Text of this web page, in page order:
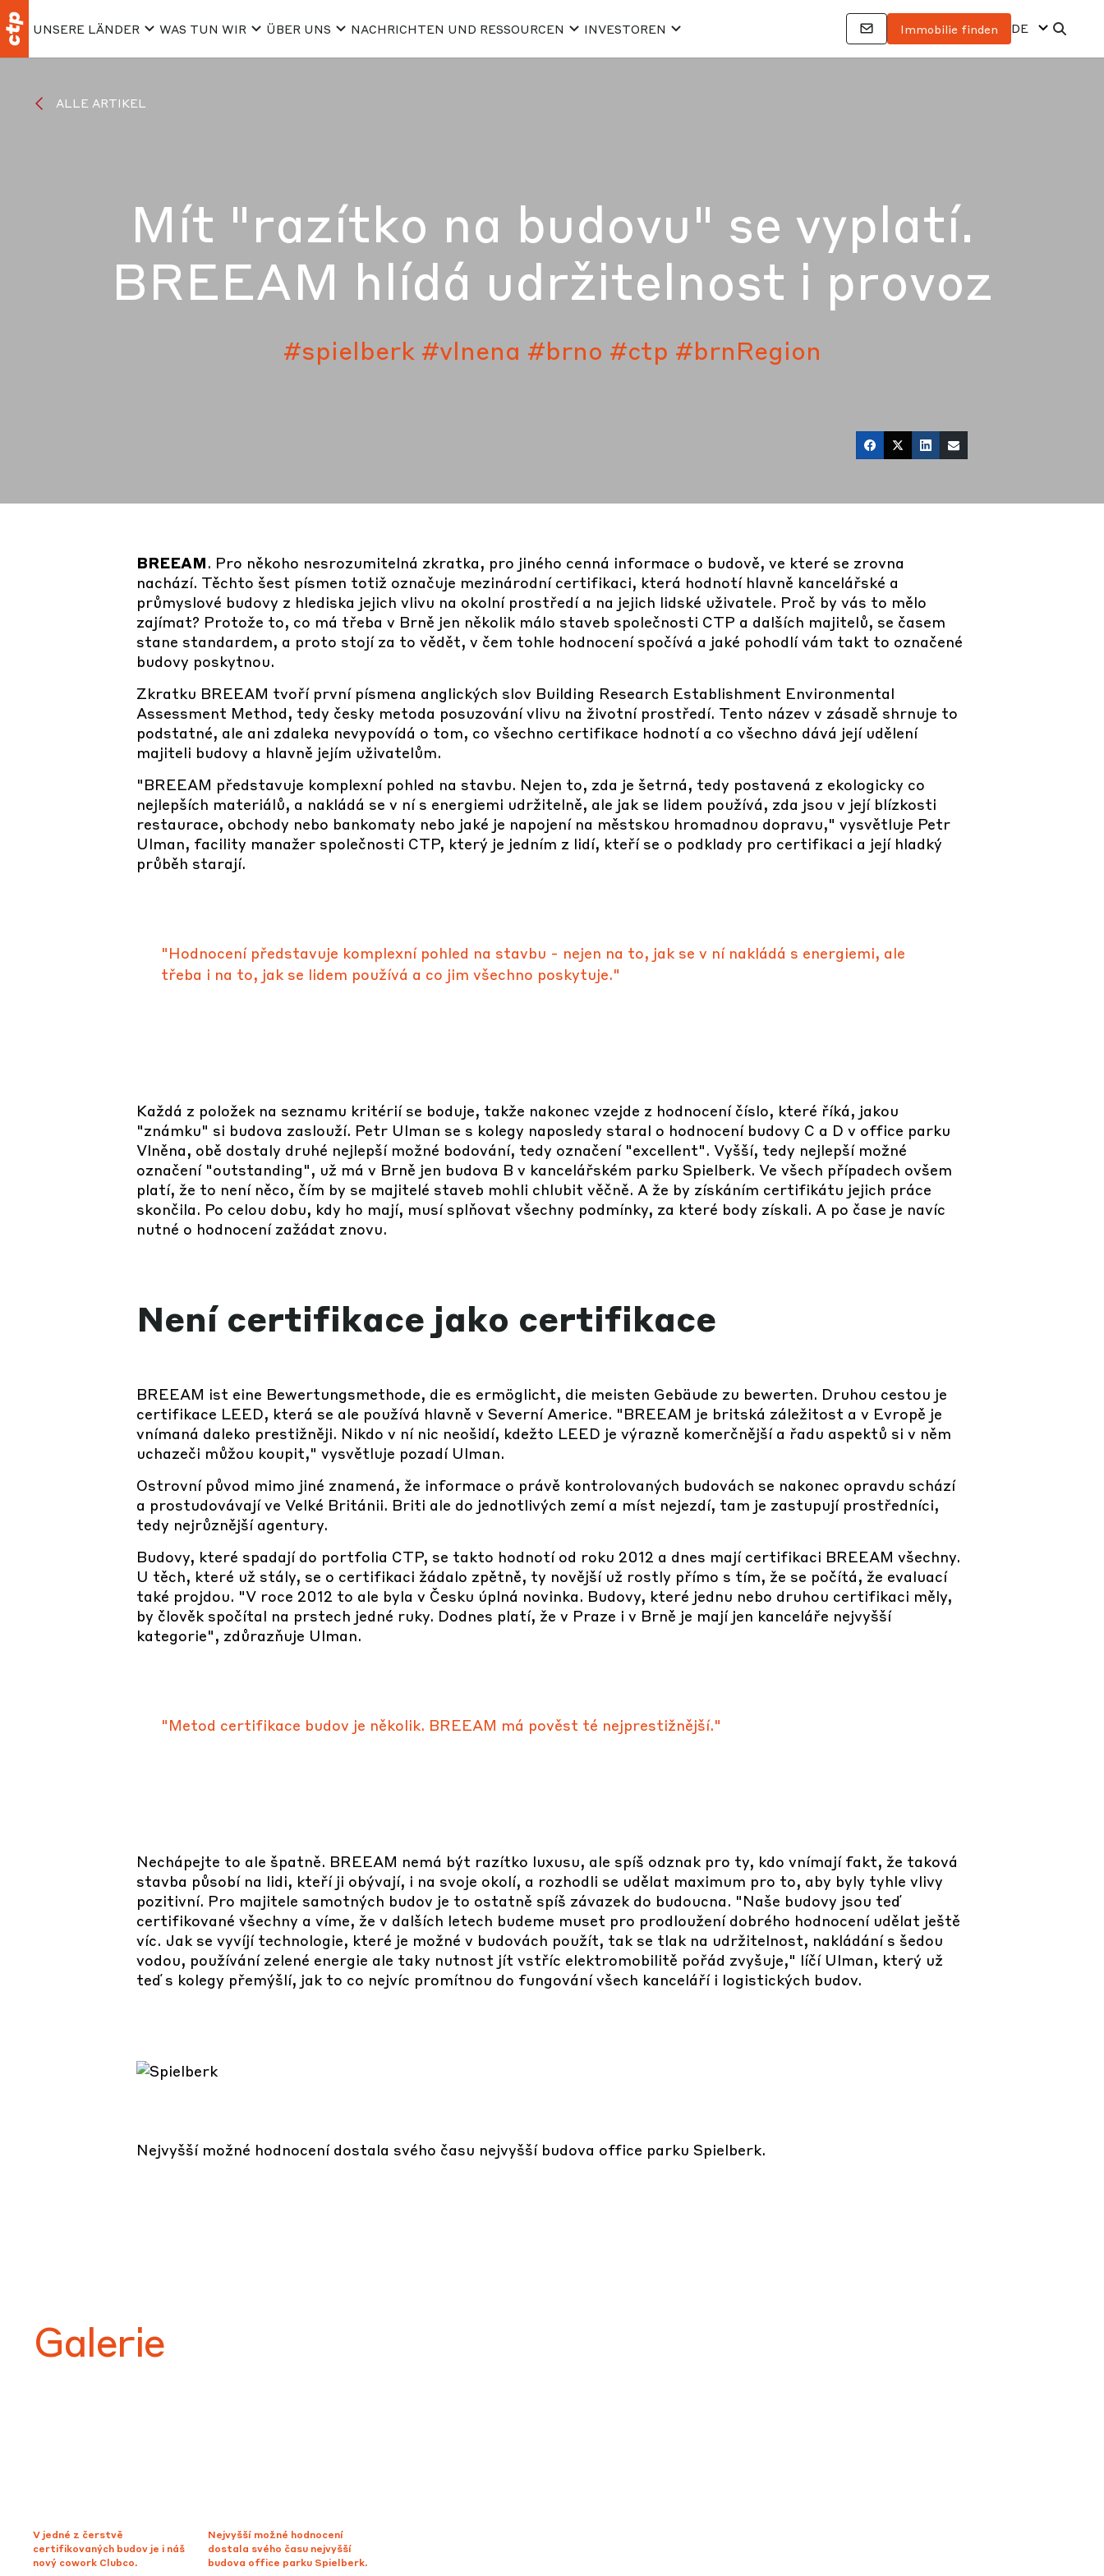
UNSERE LÄNDER WAS TUN WIR ÜBER UNS NACHRICHTEN UND RESSOURCEN INVESTOREN Immobilie finden DE
ALLE ARTIKEL
Mít "razítko na budovu" se vyplatí.
BREEAM hlídá udržitelnost i provoz
#spielberk #vlnena #brno #ctp #brnRegion
BREEAM. Pro někoho nesrozumitelná zkratka, pro jiného cenná informace o budově, ve které se zrovna
nachází. Těchto šest písmen totiž označuje mezinárodní certifikaci, která hodnotí hlavně kancelářské a
průmyslové budovy z hlediska jejich vlivu na okolní prostředí a na jejich lidské uživatele. Proč by vás to mělo
zajímat? Protože to, co má třeba v Brně jen několik málo staveb společnosti CTP a dalších majitelů, se časem
stane standardem, a proto stojí za to vědět, v čem tohle hodnocení spočívá a jaké pohodlí vám takt to označené
budovy poskytnou.
Zkratku BREEAM tvoří první písmena anglických slov Building Research Establishment Environmental
Assessment Method, tedy česky metoda posuzování vlivu na životní prostředí. Tento název v zásadě shrnuje to
podstatné, ale ani zdaleka nevypovídá o tom, co všechno certifikace hodnotí a co všechno dává její udělení
majiteli budovy a hlavně jejím uživatelům.
"BREEAM představuje komplexní pohled na stavbu. Nejen to, zda je šetrná, tedy postavená z ekologicky co
nejlepších materiálů, a nakládá se v ní s energiemi udržitelně, ale jak se lidem používá, zda jsou v její blízkosti
restaurace, obchody nebo bankomaty nebo jaké je napojení na městskou hromadnou dopravu," vysvětluje Petr
Ulman, facility manažer společnosti CTP, který je jedním z lidí, kteří se o podklady pro certifikaci a její hladký
průběh starají.
"Hodnocení představuje komplexní pohled na stavbu - nejen na to, jak se v ní nakládá s energiemi, ale
třeba i na to, jak se lidem používá a co jim všechno poskytuje."
Každá z položek na seznamu kritérií se boduje, takže nakonec vzejde z hodnocení číslo, které říká, jakou
"známku" si budova zaslouží. Petr Ulman se s kolegy naposledy staral o hodnocení budovy C a D v office parku
Vlněna, obě dostaly druhé nejlepší možné bodování, tedy označení "excellent". Vyšší, tedy nejlepší možné
označení "outstanding", už má v Brně jen budova B v kancelářském parku Spielberk. Ve všech případech ovšem
platí, že to není něco, čím by se majitelé staveb mohli chlubit věčně. A že by získáním certifikátu jejich práce
skončila. Po celou dobu, kdy ho mají, musí splňovat všechny podmínky, za které body získali. A po čase je navíc
nutné o hodnocení zažádat znovu.
Není certifikace jako certifikace
BREEAM ist eine Bewertungsmethode, die es ermöglicht, die meisten Gebäude zu bewerten. Druhou cestou je
certifikace LEED, která se ale používá hlavně v Severní Americe. "BREEAM je britská záležitost a v Evropě je
vnímaná daleko prestižněji. Nikdo v ní nic neošidí, kdežto LEED je výrazně komerčnější a řadu aspektů si v něm
uchazeči můžou koupit," vysvětluje pozadí Ulman.
Ostrovní původ mimo jiné znamená, že informace o právě kontrolovaných budovách se nakonec opravdu schází
a prostudovávají ve Velké Británii. Briti ale do jednotlivých zemí a míst nejezdí, tam je zastupují prostředníci,
tedy nejrůznější agentury.
Budovy, které spadají do portfolia CTP, se takto hodnotí od roku 2012 a dnes mají certifikaci BREEAM všechny.
U těch, které už stály, se o certifikaci žádalo zpětně, ty novější už rostly přímo s tím, že se počítá, že evaluací
také projdou. "V roce 2012 to ale byla v Česku úplná novinka. Budovy, které jednu nebo druhou certifikaci měly,
by člověk spočítal na prstech jedné ruky. Dodnes platí, že v Praze i v Brně je mají jen kanceláře nejvyšší
kategorie", zdůrazňuje Ulman.
"Metod certifikace budov je několik. BREEAM má pověst té nejprestižnější."
Nechápejte to ale špatně. BREEAM nemá být razítko luxusu, ale spíš odznak pro ty, kdo vnímají fakt, že taková
stavba působí na lidi, kteří ji obývají, i na svoje okolí, a rozhodli se udělat maximum pro to, aby byly tyhle vlivy
pozitivní. Pro majitele samotných budov je to ostatně spíš závazek do budoucna. "Naše budovy jsou teď
certifikované všechny a víme, že v dalších letech budeme muset pro prodloužení dobrého hodnocení udělat ještě
víc. Jak se vyvíjí technologie, které je možné v budovách použít, tak se tlak na udržitelnost, nakládání s šedou
vodou, používání zelené energie ale taky nutnost jít vstříc elektromobilitě pořád zvyšuje," líčí Ulman, který už
teď s kolegy přemýšlí, jak to co nejvíc promítnou do fungování všech kanceláří i logistických budov.
Nejvyšší možné hodnocení dostala svého času nejvyšší budova office parku Spielberk.
Galerie
V jedné z čerstvě
certifikovaných budov je i náš
nový cowork Clubco.
Nejvyšší možné hodnocení
dostala svého času nejvyšší
budova office parku Spielberk.